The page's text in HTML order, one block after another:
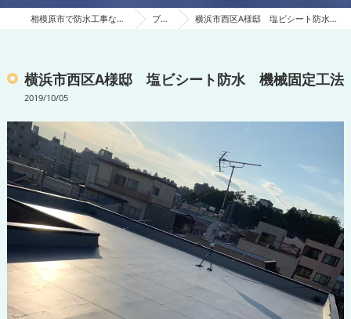
相模原市で防水工事ならERUNAS ブログ 横浜市西区A様邸 塩ビシート防水 機械固定工法
横浜市西区A様邸 塩ビシート防水 機械固定工法
2019/10/05